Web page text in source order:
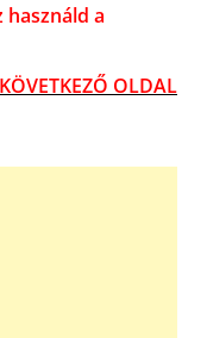
a
OLDAL